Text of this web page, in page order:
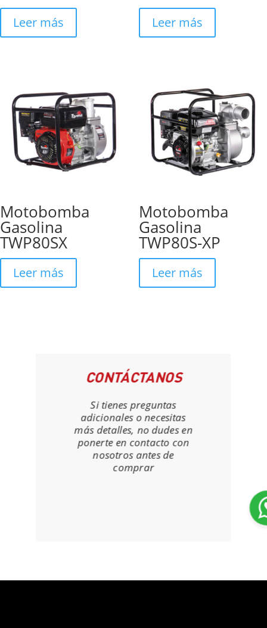
Leer más Leer más
Motobomba
Gasolina
TWP80SX
Leer más
Motobomba
Gasolina
TWP80S-XP
Leer más
CONTÁCTANOS
Si tienes preguntas
adicionales o necesitas
más detalles, no dudes en
ponerte en contacto con
nosotros antes de
comprar